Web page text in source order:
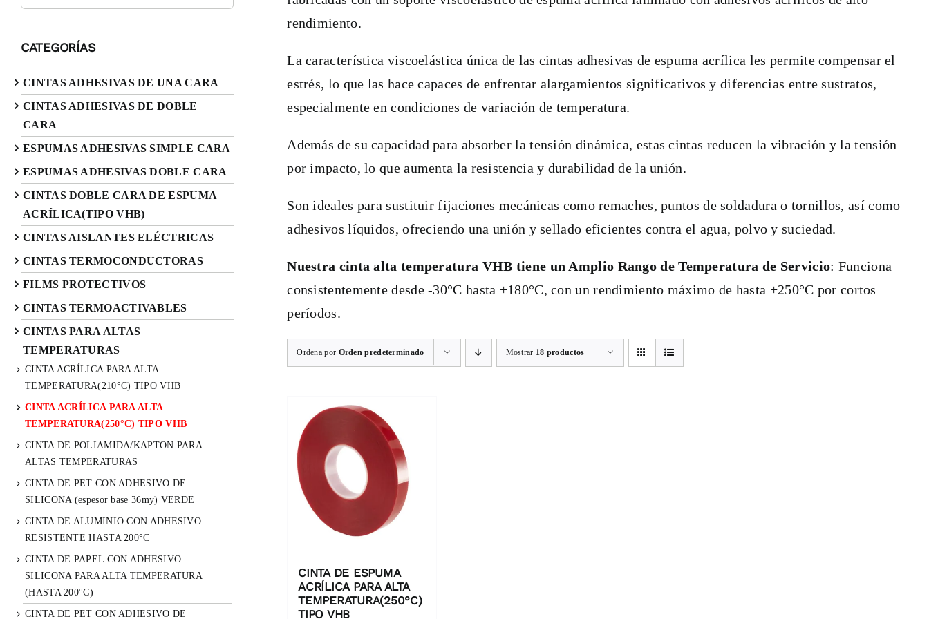
rendimiento.
La característica viscoelástica única de las cintas adhesivas de espuma acrílica les permite compensar el
estrés, lo que las hace capaces de enfrentar alargamientos significativos y diferencias entre sustratos,
especialmente en condiciones de variación de temperatura.
Además de su capacidad para absorber la tensión dinámica, estas cintas reducen la vibración y la tensión
por impacto, lo que aumenta la resistencia y durabilidad de la unión.
Son ideales para sustituir fijaciones mecánicas como remaches, puntos de soldadura o tornillos, así como
adhesivos líquidos, ofreciendo una unión y sellado eficientes contra el agua, polvo y suciedad.
Nuestra cinta alta temperatura VHB tiene un Amplio Rango de Temperatura de Servicio: Funciona
consistentemente desde -30°C hasta +180°C, con un rendimiento máximo de hasta +250°C por cortos
períodos.
Ordena por Orden predeterminado Mostrar 18 productos
CINTA DE ESPUMA
ACRÍLICA PARA ALTA
TEMPERATURA(250°C)
TIPO VHB
CATEGORÍAS
CINTAS ADHESIVAS DE UNA CARA
CINTAS ADHESIVAS DE DOBLE
CARA
ESPUMAS ADHESIVAS SIMPLE CARA
ESPUMAS ADHESIVAS DOBLE CARA
CINTAS DOBLE CARA DE ESPUMA
ACRÍLICA(TIPO VHB)
CINTAS AISLANTES ELÉCTRICAS
CINTAS TERMOCONDUCTORAS
FILMS PROTECTIVOS
CINTAS TERMOACTIVABLES
CINTAS PARA ALTAS
TEMPERATURAS
CINTA ACRÍLICA PARA ALTA
TEMPERATURA(210°C) TIPO VHB
CINTA ACRÍLICA PARA ALTA
TEMPERATURA(250°C) TIPO VHB
CINTA DE POLIAMIDA/KAPTON PARA
ALTAS TEMPERATURAS
CINTA DE PET CON ADHESIVO DE
SILICONA (espesor base 36my) VERDE
CINTA DE ALUMINIO CON ADHESIVO
RESISTENTE HASTA 200°C
CINTA DE PAPEL CON ADHESIVO
SILICONA PARA ALTA TEMPERATURA
(HASTA 200°C)
CINTA DE PET CON ADHESIVO DE